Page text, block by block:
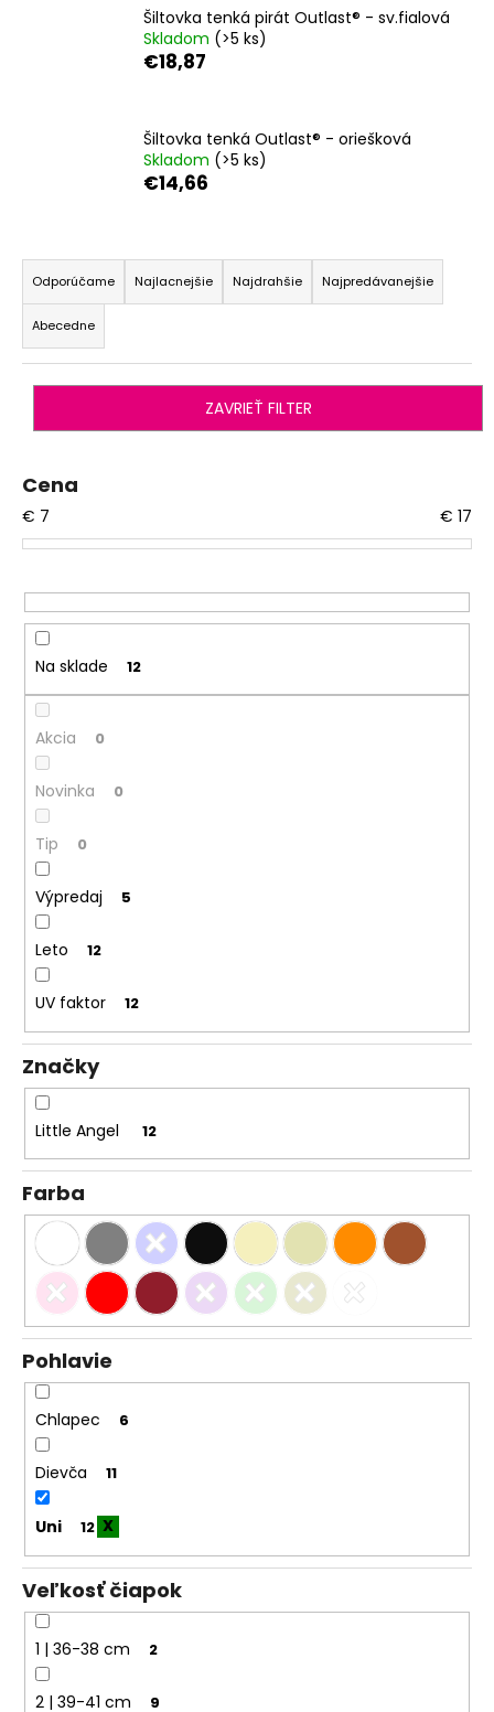
Šiltovka tenká pirát Outlast® - sv.fialová
Skladom (>5 ks)
€18,87
Šiltovka tenká Outlast® - oriešková
Skladom (>5 ks)
€14,66
R
a
d
e
n
e
r
o
d
k
t
o
v
Odporúčame Najlacnejšie Najdrahšie Najpredávanejšie
Abecedne
ZAVRIEŤ FILTER
Cena
€ 7 € 17
Na sklade 12
Akcia 0
Novinka 0
Tip 0
Výpredaj 5
Leto 12
UV faktor 12
Značky
Little Angel 12
Farba
Pohlavie
Chlapec 6
Dievča 11
Uni 12
Veľkosť čiapok
1 | 36-38 cm 2
2 | 39-41 cm 9
HĽADAŤ
O
o
ú
č
a
m
RUKAVICE
PODŠITÉ
KOJENECKÉ
BIO
OUTLAST®
BIELA-
ČIERNA
MAČKA/BIELA
€4,26
Pôvodne:
€7,10